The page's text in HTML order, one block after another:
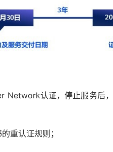
Network认证，停止服务后
重认证规则；